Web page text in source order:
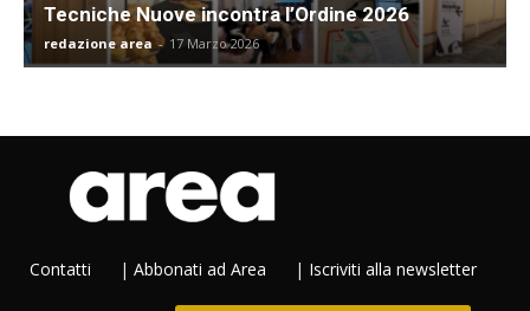
Tecniche Nuove incontra l’Ordine 2026
redazione area - 17 Marzo 2026
Contatti | Abbonati ad Area | Iscriviti alla newsletter